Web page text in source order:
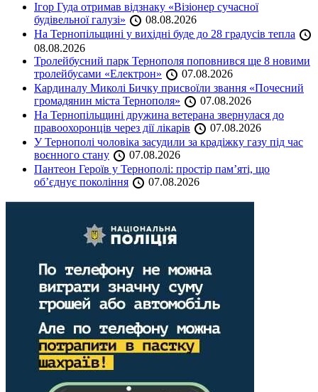
Ігор Гуда отримав відзнаку «Візіонер сучасної
будівельної галузі»
08.08.2026
На Тернопільщині у вихідні буде до 28 градусів тепла
08.08.2026
Тролейбусний парк Тернополя поповнився ще 8 новими
тролейбусами «Електрон»
07.08.2026
Кардиналу Миколі Бичку присвоїли звання «Почесний
громадянин міста Тернополя»
07.08.2026
На Тернопільщині дружина ветерана звернулася до
правоохоронців через дії лікарів
07.08.2026
У Тернополі чоловіка засудили за крадіжку газу під час
воєнного стану
07.08.2026
Пантеон Героїв у Тернополі: простір пам’яті, що
об’єднує покоління
07.08.2026